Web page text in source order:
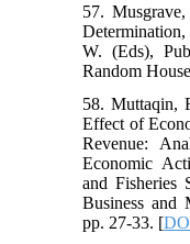
57.
W. (Eds),
Random
58. Muttaqin,
Effect of
Revenue:
Economic
and Fisheries
Business and
pp. 27-33. [